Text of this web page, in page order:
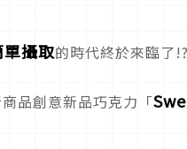
攝取的時代終於來臨了!?
品創意新品巧克力「